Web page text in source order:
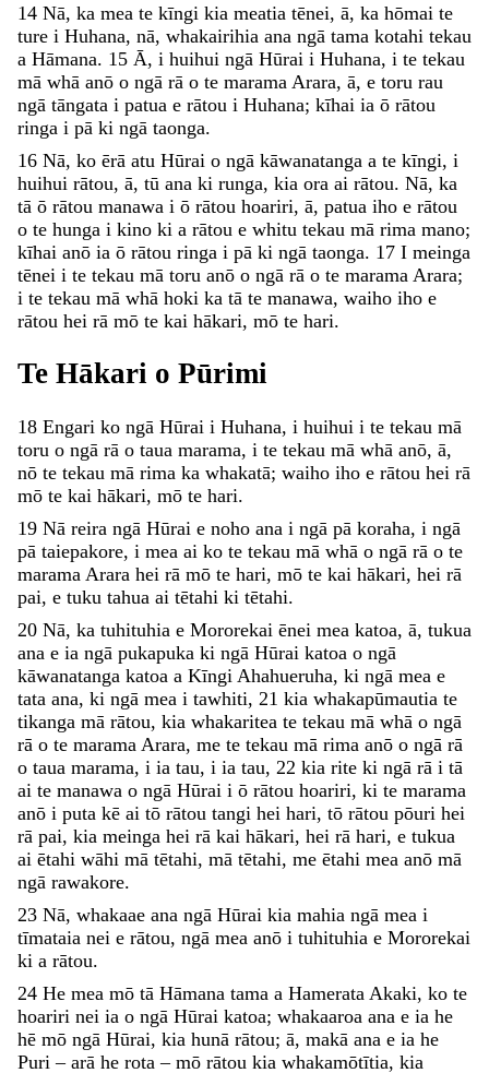
14 Nā, ka mea te kīngi kia meatia tēnei, ā, ka hōmai te
ture i Huhana, nā, whakairihia ana ngā tama kotahi tekau
a Hāmana. 15 Ā, i huihui ngā Hūrai i Huhana, i te tekau
mā whā anō o ngā rā o te marama Arara, ā, e toru rau
ngā tāngata i patua e rātou i Huhana; kīhai ia ō rātou
ringa i pā ki ngā taonga.
16 Nā, ko ērā atu Hūrai o ngā kāwanatanga a te kīngi, i
huihui rātou, ā, tū ana ki runga, kia ora ai rātou. Nā, ka
tā ō rātou manawa i ō rātou hoariri, ā, patua iho e rātou
o te hunga i kino ki a rātou e whitu tekau mā rima mano;
kīhai anō ia ō rātou ringa i pā ki ngā taonga. 17 I meinga
tēnei i te tekau mā toru anō o ngā rā o te marama Arara;
i te tekau mā whā hoki ka tā te manawa, waiho iho e
rātou hei rā mō te kai hākari, mō te hari.
Te Hākari o Pūrimi
18 Engari ko ngā Hūrai i Huhana, i huihui i te tekau mā
toru o ngā rā o taua marama, i te tekau mā whā anō, ā,
nō te tekau mā rima ka whakatā; waiho iho e rātou hei rā
mō te kai hākari, mō te hari.
19 Nā reira ngā Hūrai e noho ana i ngā pā koraha, i ngā
pā taiepakore, i mea ai ko te tekau mā whā o ngā rā o te
marama Arara hei rā mō te hari, mō te kai hākari, hei rā
pai, e tuku tahua ai tētahi ki tētahi.
20 Nā, ka tuhituhia e Mororekai ēnei mea katoa, ā, tukua
ana e ia ngā pukapuka ki ngā Hūrai katoa o ngā
kāwanatanga katoa a Kīngi Ahahueruha, ki ngā mea e
tata ana, ki ngā mea i tawhiti, 21 kia whakapūmautia te
tikanga mā rātou, kia whakaritea te tekau mā whā o ngā
rā o te marama Arara, me te tekau mā rima anō o ngā rā
o taua marama, i ia tau, i ia tau, 22 kia rite ki ngā rā i tā
ai te manawa o ngā Hūrai i ō rātou hoariri, ki te marama
anō i puta kē ai tō rātou tangi hei hari, tō rātou pōuri hei
rā pai, kia meinga hei rā kai hākari, hei rā hari, e tukua
ai ētahi wāhi mā tētahi, mā tētahi, me ētahi mea anō mā
ngā rawakore.
23 Nā, whakaae ana ngā Hūrai kia mahia ngā mea i
tīmataia nei e rātou, ngā mea anō i tuhituhia e Mororekai
ki a rātou.
24 He mea mō tā Hāmana tama a Hamerata Akaki, ko te
hoariri nei ia o ngā Hūrai katoa; whakaaroa ana e ia he
hē mō ngā Hūrai, kia hunā rātou; ā, makā ana e ia he
Puri– arā he rota– mō rātou kia whakamōtītia, kia